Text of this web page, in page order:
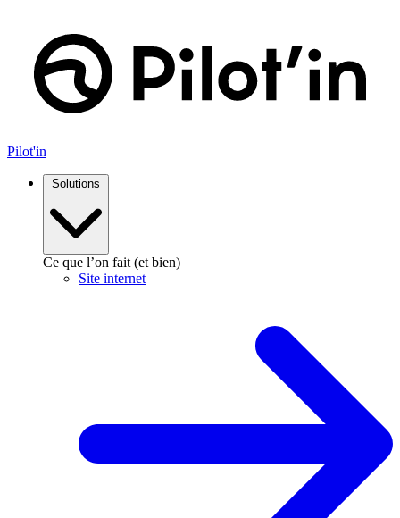
contenu
Pilot'in
Solutions
Ce que l’on fait (et bien)
Site internet